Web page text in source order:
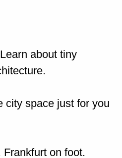
about tiny
city space just for you
Frankfurt on foot.